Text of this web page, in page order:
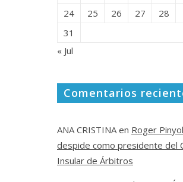
24
25 26 27 28
31
« Jul
Comentarios
ANA CRISTINA en Roger
despide como presidente del
Insular de Árbitros